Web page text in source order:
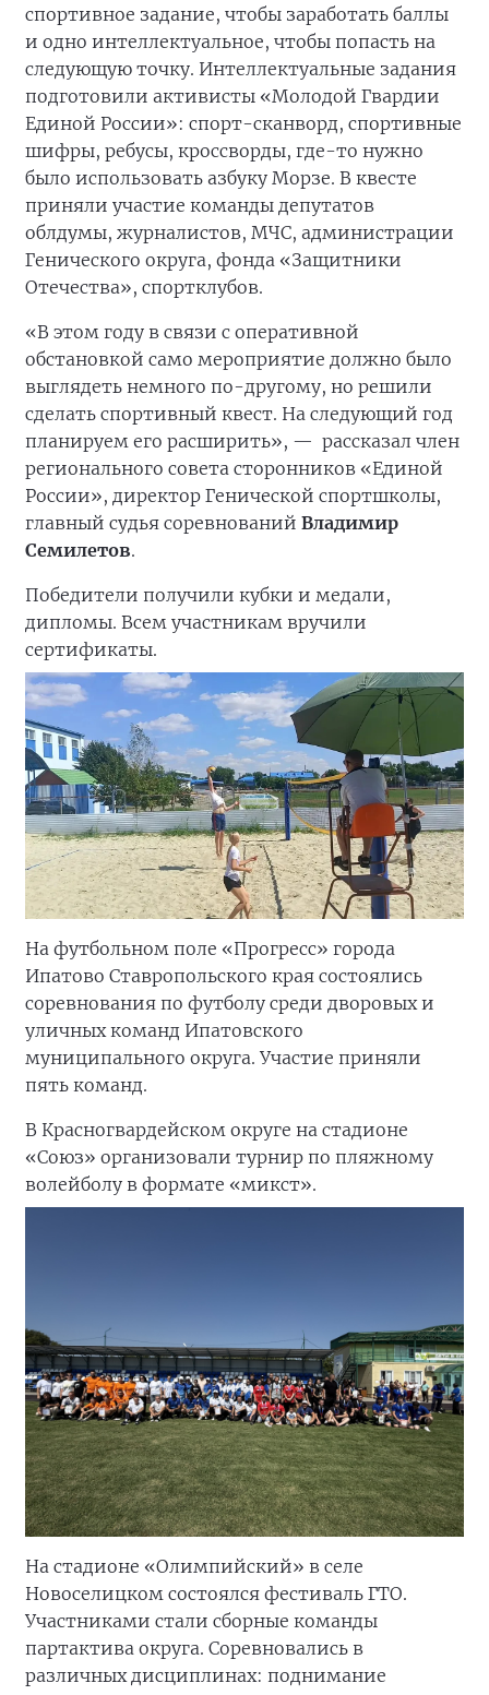
спортивное задание, чтобы заработать баллы
и одно интеллектуальное, чтобы попасть на
следующую точку. Интеллектуальные задания
подготовили активисты «Молодой Гвардии
Единой России»: спорт-сканворд, спортивные
шифры, ребусы, кроссворды, где-то нужно
было использовать азбуку Морзе. В квесте
приняли участие команды депутатов
облдумы, журналистов, МЧС, администрации
Генического округа, фонда «Защитники
Отечества», спортклубов.
«В этом году в связи с оперативной
обстановкой само мероприятие должно было
выглядеть немного по-другому, но решили
сделать спортивный квест. На следующий год
планируем его расширить», — рассказал член
регионального совета сторонников «Единой
России», директор Генической спортшколы,
главный судья соревнований Владимир
Семилетов.
Победители получили кубки и медали,
дипломы. Всем участникам вручили
сертификаты.
На футбольном поле «Прогресс» города
Ипатово Ставропольского края состоялись
соревнования по футболу среди дворовых и
уличных команд Ипатовского
муниципального округа. Участие приняли
пять команд.
В Красногвардейском округе на стадионе
«Союз» организовали турнир по пляжному
волейболу в формате «микст».
На стадионе «Олимпийский» в селе
Новоселицком состоялся фестиваль ГТО.
Участниками стали сборные команды
партактива округа. Соревновались в
различных дисциплинах: поднимание